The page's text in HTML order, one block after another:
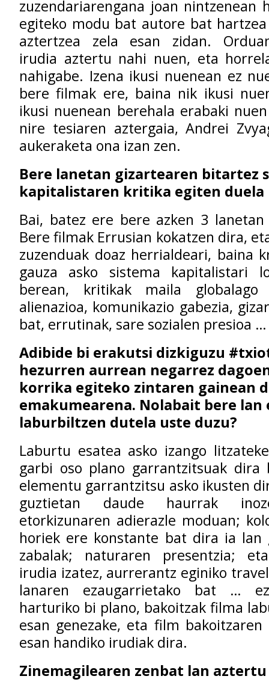
zuzendariarengana joan nintzenean
egiteko modu bat autore bat
aztertzea zela esan zidan.
irudia aztertu nahi nuen, eta
nahigabe. Izena ikusi nuenean ez
bere filmak ere, baina nik ikusi
ikusi nuenean berehala erabaki
nire tesiaren aztergaia, Andrei
aukeraketa ona izan zen.
Bere lanetan gizartearen bitartez
kapitalistaren kritika egiten duela
Bai, batez ere bere azken 3
Bere filmak Errusian kokatzen dira,
zuzenduak doaz herrialdeari, baina
gauza asko sistema kapitalistari
berean, kritikak maila
alienazioa, komunikazio gabezia,
bat, errutinak, sare sozialen presioa …
Adibide bi erakutsi dizkiguzu
hezurren aurrean negarrez
korrika egiteko zintaren gainean
emakumearena. Nolabait bere lan
laburbiltzen dutela uste duzu?
Laburtu esatea asko izango
garbi oso plano garrantzitsuak dira
elementu garrantzitsu asko ikusten
guztietan daude haurrak
etorkizunaren adierazle moduan;
horiek ere konstante bat dira ia lan
zabalak; naturaren presentzia;
irudia izatez, aurrerantz eginiko
lanaren ezaugarrietako bat …
harturiko bi plano, bakoitzak filma
esan genezake, eta film
esan handiko irudiak dira.
Zinemagilearen zenbat lan